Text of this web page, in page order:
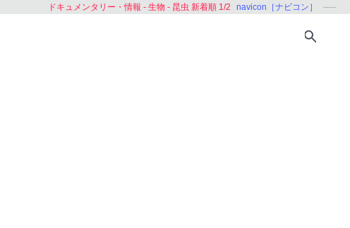
ドキュメンタリー・情報 - 生物 - 昆虫 新着順 1/2 navicon［ナビコン］